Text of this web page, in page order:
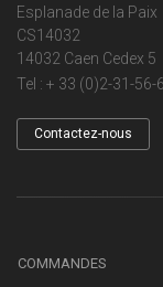
Esplanade de la Paix
CS14032
14032 Caen Cedex 5
Tel : + 33 (0)2-31-56-
Contactez-nous
COMMANDES